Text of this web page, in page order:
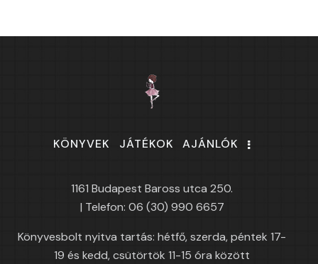
KÖNYVEK JÁTÉKOK AJÁNLÓK
1161 Budapest Baross utca 250.
| Telefon: 06 (30) 990 6657
Könyvesbolt nyitva tartás: hétfő, szerda, péntek 17-
19 és kedd, csütörtök 11-15 óra között